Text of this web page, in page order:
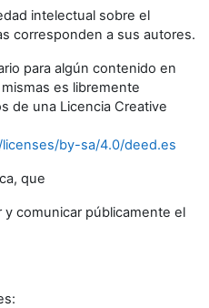
intelectual sobre el
corresponden a sus autores.
para algún contenido en
es libremente
de una Licencia Creative
by-sa/4.0/deed.es
que
y comunicar públicamente el